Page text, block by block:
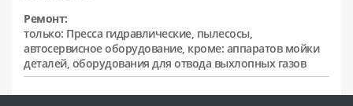
Ремонт:
только: Пресса гидравлические, пылесосы,
автосервисное оборудование, кроме: аппаратов мойки
деталей, оборудования для отвода выхлопных газов